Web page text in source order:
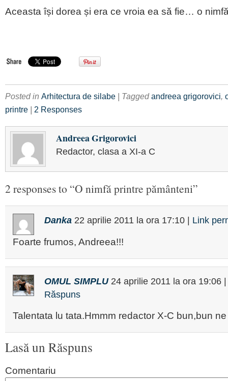
Aceasta își dorea și era ce vroia ea să fie… o
Posted in Arhitectura de silabe | Taggedandreea grigorovici,
printre | 2 Responses
Andreea Grigorovici
Redactor, clasa a XI-a C
2 responses to “O nimfă printre pământeni”
Danka 22 aprilie 2011 la ora 17:10 Link
Foarte frumos, Andreea!!!
OMUL SIMPLU 24 aprilie 2011 la ora 19:06
Răspuns
Talentata lu tata.Hmmm redactor X-C bun,bun
Lasă un Răspuns
Comentariu